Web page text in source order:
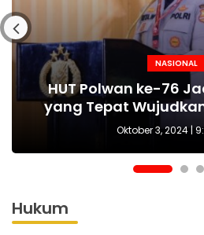
NASIONAL
HUT Polwan ke-76
yang Tepat
Perempuan
Oktober 3, 2024 |
NASIONAL
MAKI Sebut Seleksi
Sejak Awal,
NASIONAL
Polda Metro Jaya
Tersangka Kasus
Diskusi di
BERITA
Kejari tetapkan
tersangka
Hukum